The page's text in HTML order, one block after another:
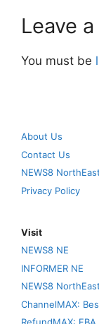
Leave
You must be
About Us
Contact Us
NEWS8 NorthEast
Privacy Policy
Visit
NEWS8 NE
INFORMER NE
NEWS8
ChannelMAX: